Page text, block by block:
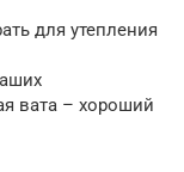
для утепления
вата – хороший